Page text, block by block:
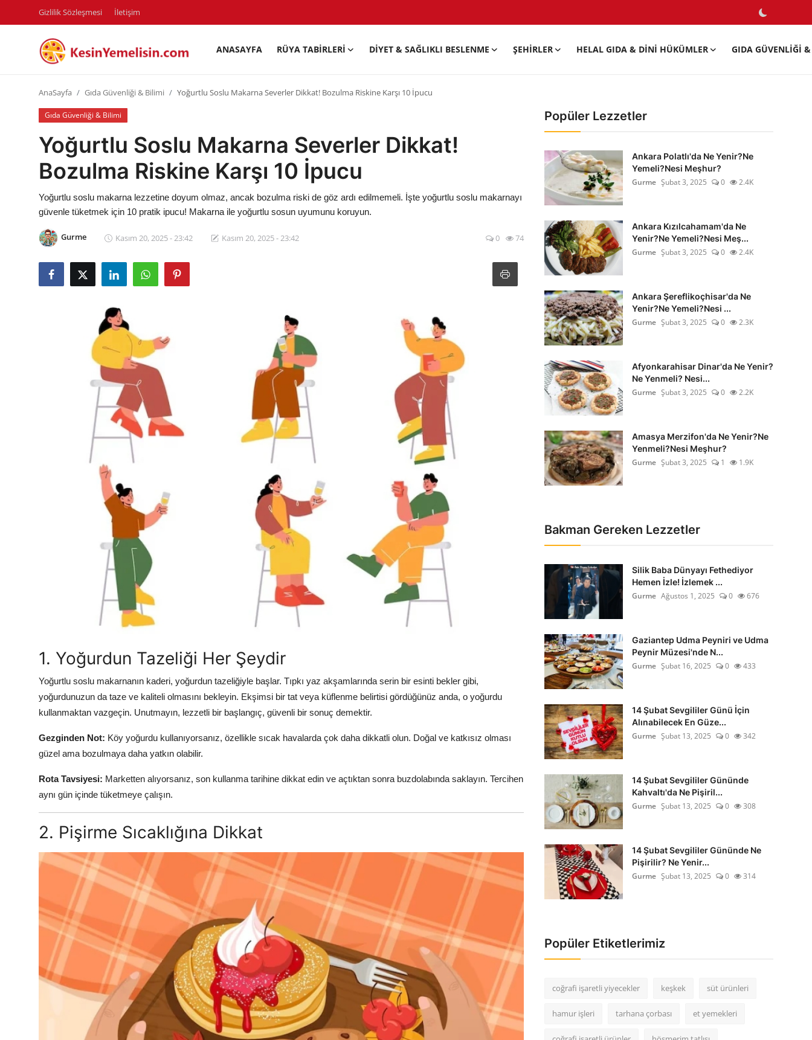
Gizlilik Sözleşmesi İletişim
ANASAYFA RÜYA TABIRLERI DIYET & SAĞLIKLI BESLENME ŞEHIRLER HELAL GIDA & DINI HÜKÜMLER GIDA GÜVENLIĞI
Diyet & Sağlıklı Beslenme
Şehirler
Helal Gıda & Dini Hükümler
Gıda Güvenliği & Bilimi
Kalori & Diyet Rehberi
Mutfak Püf Noktaları & İpuçları
Mekan & Lezzet Rotaları
Temel Gıda ve Ürün Rehberleri
İçecek Kültürü & Barista
Yöresel Tarifler & Ev Yemekleri
Gıda Güvenliği & Sağlık
İçecek Kültürü & Rehberleri
Popüler Kültür & Mutfak Tarihi
Mutfak Temizliği & Pratik Bilgiler
Anne & Bebek Beslenmesi
Mutfak Sırları & Teknikler
Gıda Sözlüğü & Nedir?
AnaSayfa Gıda Güvenliği & Bilimi Yoğurtlu Soslu Makarna Severler Dikkat! Bozulma Riskine Karşı 10 İpucu
Gıda Güvenliği & Bilimi
Yoğurtlu Soslu Makarna Severler Dikkat!
Bozulma Riskine Karşı 10 İpucu
Yoğurtlu soslu makarna lezzetine doyum olmaz, ancak bozulma riski de göz ardı edilmemeli. İşte yoğurtlu soslu makarnayı
güvenle tüketmek için 10 pratik ipucu! Makarna ile yoğurtlu sosun uyumunu koruyun.
Gurme Kasım 20, 2025 - 23:42 Kasım 20, 2025 - 23:42 0 74
1. Yoğurdun Tazeliği Her Şeydir
Yoğurtlu soslu makarnanın kaderi, yoğurdun tazeliğiyle başlar. Tıpkı yaz akşamlarında serin bir esinti bekler gibi,
yoğurdunuzun da taze ve kaliteli olmasını bekleyin. Ekşimsi bir tat veya küflenme belirtisi gördüğünüz anda, o yoğurdu
kullanmaktan vazgeçin. Unutmayın, lezzetli bir başlangıç, güvenli bir sonuç demektir.
Gezginden Not: Köy yoğurdu kullanıyorsanız, özellikle sıcak havalarda çok daha dikkatli olun. Doğal ve katkısız olması
güzel ama bozulmaya daha yatkın olabilir.
Rota Tavsiyesi: Marketten alıyorsanız, son kullanma tarihine dikkat edin ve açtıktan sonra buzdolabında saklayın. Tercihen
aynı gün içinde tüketmeye çalışın.
2. Pişirme Sıcaklığına Dikkat
Popüler Lezzetler
Ankara Polatlı'da Ne Yenir?Ne
Yemeli?Nesi Meşhur?
Gurme Şubat 3, 2025 0 2.4K
Ankara Kızılcahamam'da Ne
Yenir?Ne Yemeli?Nesi Meş...
Gurme Şubat 3, 2025 0 2.4K
Ankara Şereflikoçhisar'da Ne
Yenir?Ne Yemeli?Nesi ...
Gurme Şubat 3, 2025 0 2.3K
Afyonkarahisar Dinar'da Ne Yenir?
Ne Yenmeli? Nesi...
Gurme Şubat 3, 2025 0 2.2K
Amasya Merzifon'da Ne Yenir?Ne
Yenmeli?Nesi Meşhur?
Gurme Şubat 3, 2025 1 1.9K
Bakman Gereken Lezzetler
Silik Baba Dünyayı Fethediyor
Hemen İzle! İzlemek ...
Gurme Ağustos 1, 2025 0 676
Gaziantep Udma Peyniri ve Udma
Peynir Müzesi'nde N...
Gurme Şubat 16, 2025 0 433
14 Şubat Sevgililer Günü İçin
Alınabilecek En Güze...
Gurme Şubat 13, 2025 0 342
14 Şubat Sevgililer Gününde
Kahvaltı'da Ne Pişiril...
Gurme Şubat 13, 2025 0 308
14 Şubat Sevgililer Gününde Ne
Pişirilir? Ne Yenir...
Gurme Şubat 13, 2025 0 314
Popüler Etiketlerimiz
coğrafi işaretli yiyecekler keşkek süt ürünleri
hamur işleri tarhana çorbası et yemekleri